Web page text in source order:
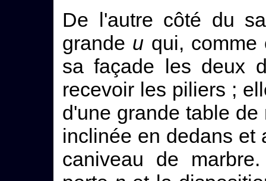
De l'autre côté du
grande u qui, comme
sa façade les deux
recevoir les piliers ;
d'une grande table
inclinée en dedans et
caniveau de